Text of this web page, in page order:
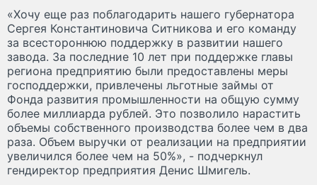
«Хочу еще раз поблагодарить нашего губернатора
Сергея Константиновича Ситникова и его команду
за всестороннюю поддержку в развитии нашего
завода. За последние 10 лет при поддержке главы
региона предприятию были предоставлены меры
господдержки, привлечены льготные займы от
Фонда развития промышленности на общую сумму
более миллиарда рублей. Это позволило нарастить
объемы собственного производства более чем в два
раза. Объем выручки от реализации на предприятии
увеличился более чем на 50%», - подчеркнул
гендиректор предприятия Денис Шмигель.